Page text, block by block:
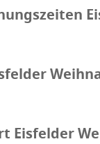
Eisfelder